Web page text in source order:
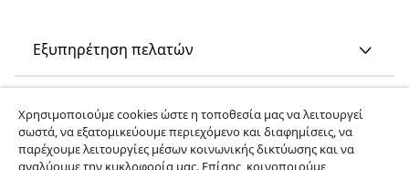
Εξυπηρέτηση πελατών
vidaXL
Χρησιμοποιούμε cookies ώστε η τοποθεσία μας να λειτουργεί
σωστά, να εξατομικεύουμε περιεχόμενο και διαφημίσεις, να
παρέχουμε λειτουργίες μέσων κοινωνικής δικτύωσης και να
αναλύουμε την κυκλοφορία μας. Επίσης, κοινοποιούμε